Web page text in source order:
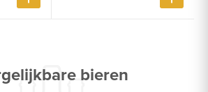
bieren